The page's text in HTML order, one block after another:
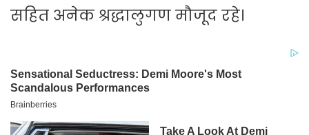
सहित अनेक श्रद्धालुगण मौजूद रहे।